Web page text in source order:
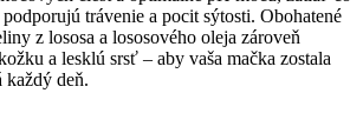
trávenie a pocit sýtosti. Obohatené
z lososa a lososového oleja zároveň
a lesklú srsť – aby vaša mačka zostala
každý deň.